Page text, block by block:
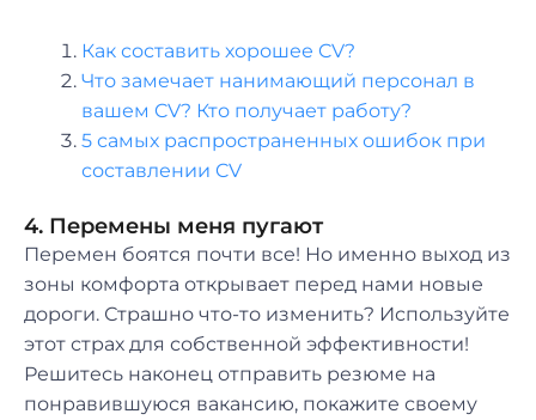
Как составить хорошее CV?
Что замечает нанимающий персонал в
вашем CV? Кто получает работу?
5 самых распространенных ошибок при
составлении CV
4. Перемены меня пугают
Перемен боятся почти все! Но именно выход из
зоны комфорта открывает перед нами новые
дороги. Страшно что-то изменить? Используйте
этот страх для собственной эффективности!
Решитесь наконец отправить резюме на
понравившуюся вакансию, покажите своему